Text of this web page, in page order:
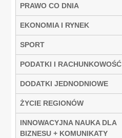
PRAWO CO DNIA
EKONOMIA I RYNEK
SPORT
PODATKI I RACHUNKOWOŚĆ
DODATKI JEDNODNIOWE
ŻYCIE REGIONÓW
INNOWACYJNA NAUKA DLA
BIZNESU + KOMUNIKATY